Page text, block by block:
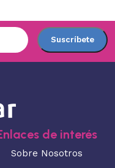
de interés
Sobre Nosotros